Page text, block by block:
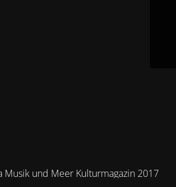
Musik und Meer Kulturmagazin 2017